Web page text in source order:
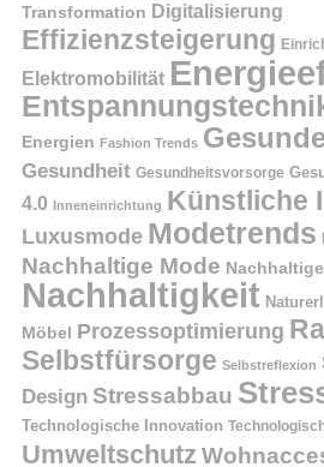
Transformation Digitalisierung
Effizienzsteigerung
Elektromobilität
Energien Fashion Trends
Gesundheit Gesundheitsvorsorge
4.0
Inneneinrichtung Künstliche
Luxusmode Modetrends
Nachhaltige Mode
Nachhaltigkeit
Möbel
Prozessoptimierung
Selbstfürsorge Selbstreflexion
Design Stressabbau
Technologische Innovation
Umweltschutz